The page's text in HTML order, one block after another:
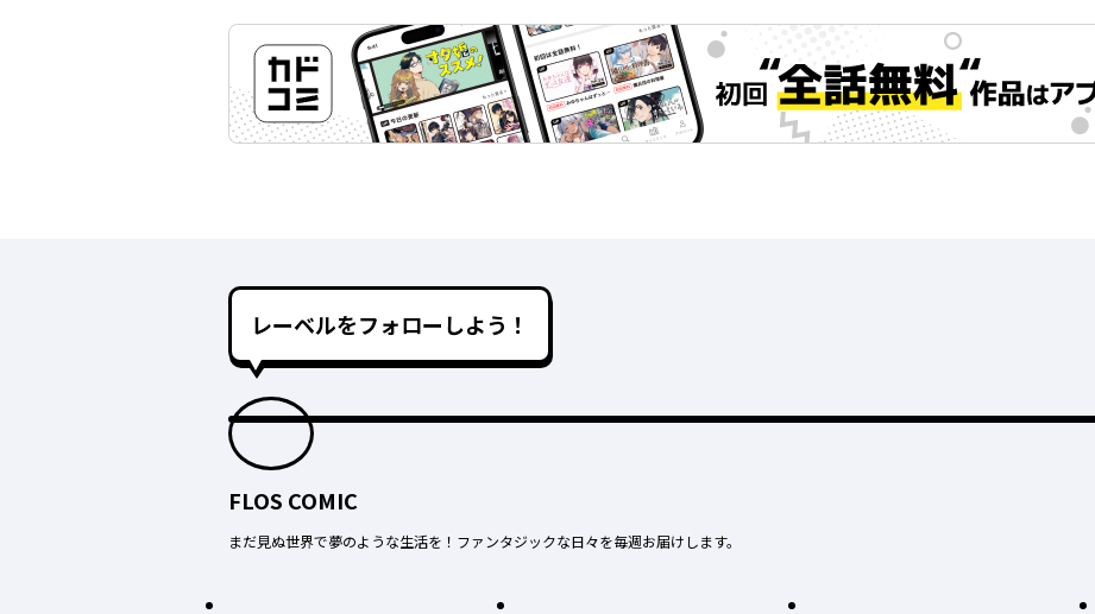
レーベルをフォローしよう！
FLOS COMIC
まだ見ぬ世界で夢のような生活を！ファンタジックな日々を毎週お届けします。